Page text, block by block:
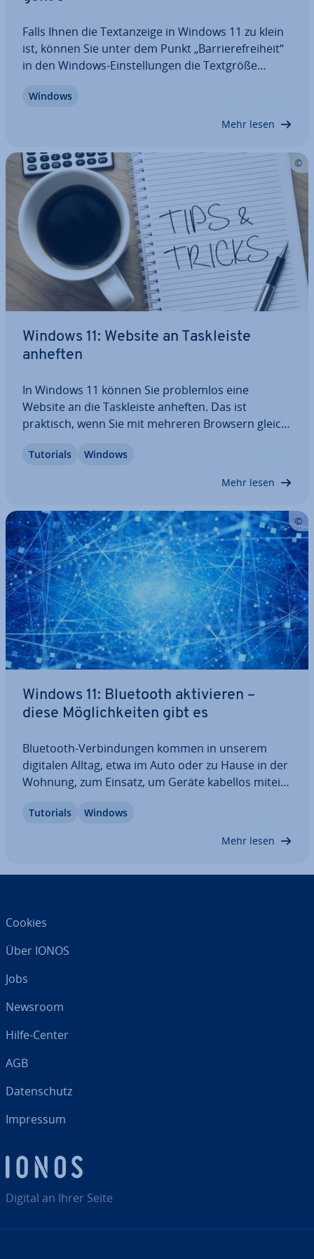
Falls Ihnen die Text­an­zei­ge in Windows 11 zu klein
ist, können Sie unter dem Punkt „Bar­rie­re­frei­heit“
in den Windows-Ein­stel­lun­gen die Textgröße
(1703) bzw. seit Windows 11 handelt es sich hierbei
Windows
Mehr lesen
Windows 11: Website an Task­leis­te
anheften
In Windows 11 können Sie pro­blem­los eine
Website an die Task­leis­te anheften. Das ist
praktisch, wenn Sie mit mehreren Browsern gleich­
mit einem Klick erreichen wollen. Während mit
Tutorials Windows
Mehr lesen
Windows 11: Bluetooth ak­ti­vie­ren –
diese Mög­lich­kei­ten gibt es
Bluetooth-Ver­bin­dun­gen kommen in unserem
digitalen Alltag, etwa im Auto oder zu Hause in der
Wohnung, zum Einsatz, um Geräte kabellos mit­ein­
eine Bluetooth-Option. Um diese zu nutzen, muss
Tutorials Windows
Mehr lesen
Digital an Ihrer Seite
Cookies
Über IONOS
Jobs
Newsroom
Hilfe-Center
AGB
Da­ten­schutz
Impressum